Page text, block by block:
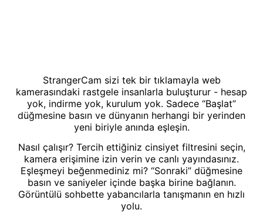
StrangerCam sizi tek bir tıklamayla web
kamerasındaki rastgele insanlarla buluşturur - hesap
yok, indirme yok, kurulum yok. Sadece “Başlat”
düğmesine basın ve dünyanın herhangi bir yerinden
yeni biriyle anında eşleşin.
Nasıl çalışır? Tercih ettiğiniz cinsiyet filtresini seçin,
kamera erişimine izin verin ve canlı yayındasınız.
Eşleşmeyi beğenmediniz mi? “Sonraki” düğmesine
basın ve saniyeler içinde başka birine bağlanın.
Görüntülü sohbette yabancılarla tanışmanın en hızlı
yolu.